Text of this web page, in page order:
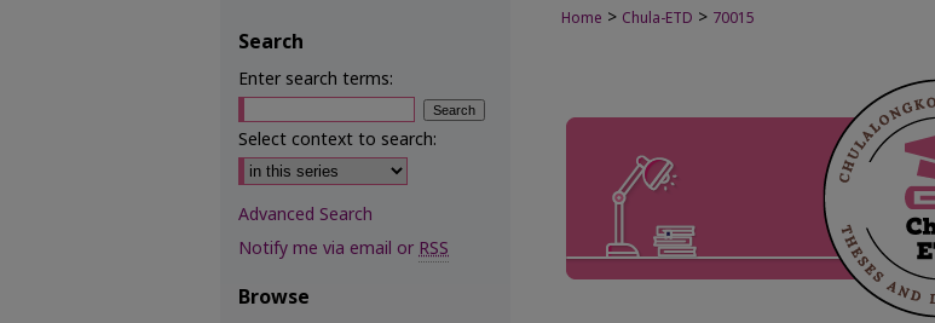
Home > Chula-ETD > 70015
Search
Enter search terms:
Select context to search:
Advanced Search
Notify me via email orRSS
Browse